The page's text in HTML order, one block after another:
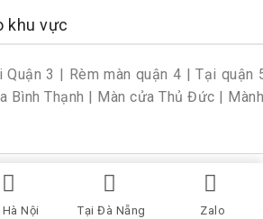
khu vực
Quận 3 | Rèm màn quận 4 |Tại quận
Bình Thạnh | Màn cửa Thủ Đức |
Hà Nội Tại Đà Nẵng Zalo